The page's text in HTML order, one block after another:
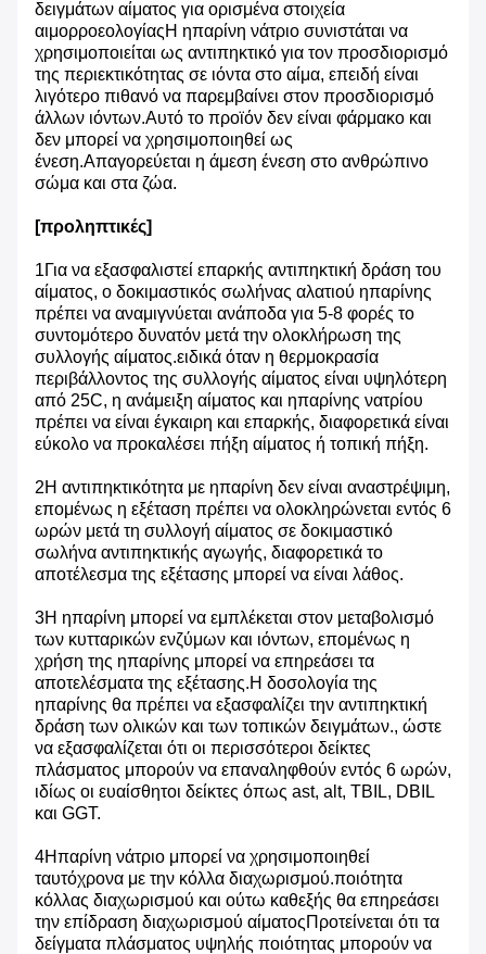
δειγμάτων αίματος για ορισμένα στοιχεία
αιμορροεολογίαςΗ ηπαρίνη νάτριο συνιστάται να
χρησιμοποιείται ως αντιπηκτικό για τον προσδιορισμό
της περιεκτικότητας σε ιόντα στο αίμα, επειδή είναι
λιγότερο πιθανό να παρεμβαίνει στον προσδιορισμό
άλλων ιόντων.Αυτό το προϊόν δεν είναι φάρμακο και
δεν μπορεί να χρησιμοποιηθεί ως
ένεση.Απαγορεύεται η άμεση ένεση στο ανθρώπινο
σώμα και στα ζώα.
[προληπτικές]
1Για να εξασφαλιστεί επαρκής αντιπηκτική δράση του
αίματος, ο δοκιμαστικός σωλήνας αλατιού ηπαρίνης
πρέπει να αναμιγνύεται ανάποδα για 5-8 φορές το
συντομότερο δυνατόν μετά την ολοκλήρωση της
συλλογής αίματος.ειδικά όταν η θερμοκρασία
περιβάλλοντος της συλλογής αίματος είναι υψηλότερη
από 25C, η ανάμειξη αίματος και ηπαρίνης νατρίου
πρέπει να είναι έγκαιρη και επαρκής, διαφορετικά είναι
εύκολο να προκαλέσει πήξη αίματος ή τοπική πήξη.
2Η αντιπηκτικότητα με ηπαρίνη δεν είναι αναστρέψιμη,
επομένως η εξέταση πρέπει να ολοκληρώνεται εντός 6
ωρών μετά τη συλλογή αίματος σε δοκιμαστικό
σωλήνα αντιπηκτικής αγωγής, διαφορετικά το
αποτέλεσμα της εξέτασης μπορεί να είναι λάθος.
3Η ηπαρίνη μπορεί να εμπλέκεται στον μεταβολισμό
των κυτταρικών ενζύμων και ιόντων, επομένως η
χρήση της ηπαρίνης μπορεί να επηρεάσει τα
αποτελέσματα της εξέτασης.Η δοσολογία της
ηπαρίνης θα πρέπει να εξασφαλίζει την αντιπηκτική
δράση των ολικών και των τοπικών δειγμάτων., ώστε
να εξασφαλίζεται ότι οι περισσότεροι δείκτες
πλάσματος μπορούν να επαναληφθούν εντός 6 ωρών,
ιδίως οι ευαίσθητοι δείκτες όπως ast, alt, TBIL, DBIL
και GGT.
4Ηπαρίνη νάτριο μπορεί να χρησιμοποιηθεί
ταυτόχρονα με την κόλλα διαχωρισμού.ποιότητα
κόλλας διαχωρισμού και ούτω καθεξής θα επηρεάσει
την επίδραση διαχωρισμού αίματοςΠροτείνεται ότι τα
δείγματα πλάσματος υψηλής ποιότητας μπορούν να